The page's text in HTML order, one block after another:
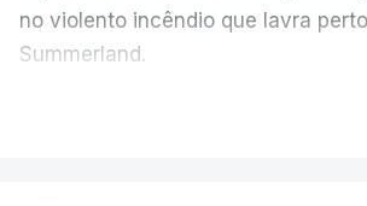
no violento incêndio que lavra
Summerland.